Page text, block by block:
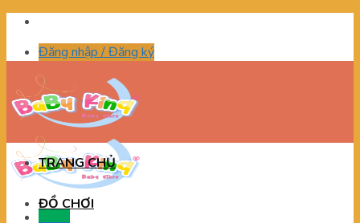
Skip
contentĐăng nhập / Đăng ký
TRANG CHỦ
ĐỒ CHƠI